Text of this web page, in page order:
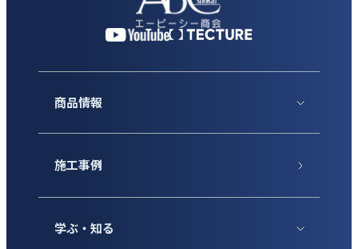
商品情報
施工事例
学ぶ・知る